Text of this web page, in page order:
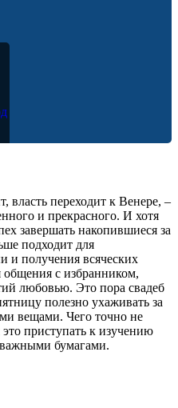
власть переходит к Венере, –
и прекрасного. И хотя
завершать накопившиеся за
подходит для
и получения всяческих
с избранником,
любовью. Это пора свадеб
полезно ухаживать за
вещами. Чего точно не
это приступать к изучению
важными бумагами.